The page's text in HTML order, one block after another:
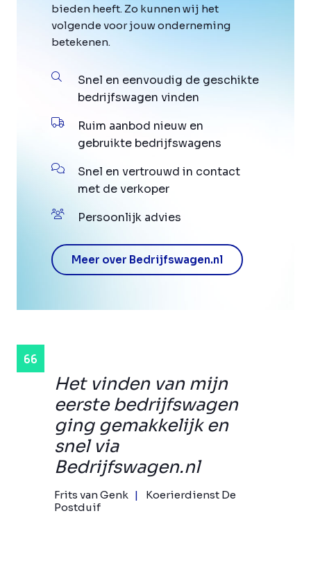
Het vinden van mijn
eerste bedrijfswagen
ging gemakkelijk en
snel via
Bedrijfswagen.nl
Frits van Genk
Koerierdienst De
Postduif
bieden heeft. Zo kunnen wij het
volgende voor jouw onderneming
betekenen.
Snel en eenvoudig de geschikte
bedrijfswagen vinden
Ruim aanbod nieuw en
gebruikte bedrijfswagens
Snel en vertrouwd in contact
met de verkoper
Persoonlijk advies
Meer over Bedrijfswagen.nl